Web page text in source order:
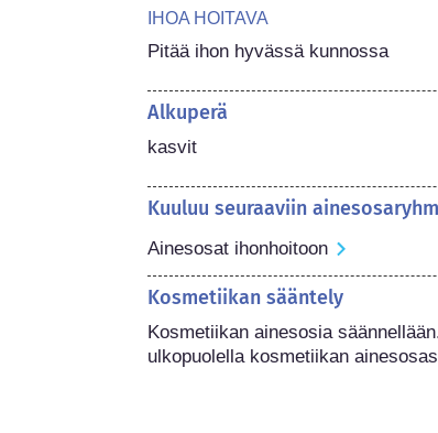
IHOA HOITAVA
Pitää ihon hyvässä kunnossa
Alkuperä
kasvit
Kuuluu seuraaviin
Ainesosat ihonhoitoon
Kosmetiikan sääntely
Kosmetiikan ainesosia
ulkopuolella kosmetiikan